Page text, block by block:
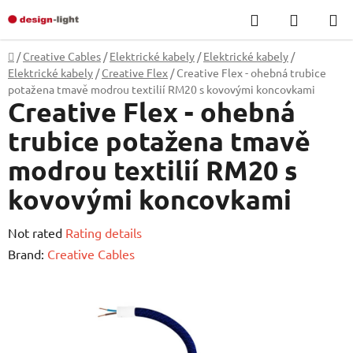
to
content
Search
CART
Home
/ Creative Cables / Elektrické kabely / Elektrické kabely /
Elektrické kabely / Creative Flex / Creative Flex - ohebná trubice
potažena tmavě modrou textilií RM20 s kovovými koncovkami
Creative Flex - ohebná
trubice potažena tmavě
modrou textilií RM20 s
kovovými koncovkami
The
average
Not rated Rating details
Brand: Creative Cables